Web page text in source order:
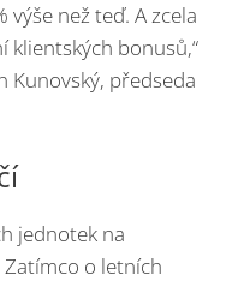
než teď. A zcela
klientských bonusů,“
Kunovský, předseda
jednotek na
o letních